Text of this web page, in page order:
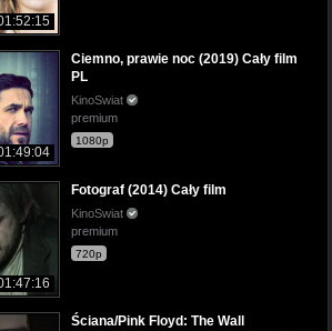
Ciemno, prawie noc (2019) Cały film
PL
KinoSwiat
premium
1080p
Fotograf (2014) Cały film
KinoSwiat
premium
720p
Ściana/Pink Floyd: The Wall